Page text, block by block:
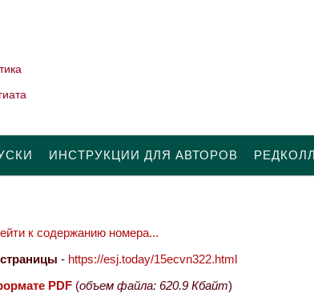
ИНСТРУКЦИИ ДЛЯ АВТОРОВ
к содержанию номера...
- https://esj.today/15ecvn322.html
PDF (объем файла: 620.9 Кбайт)